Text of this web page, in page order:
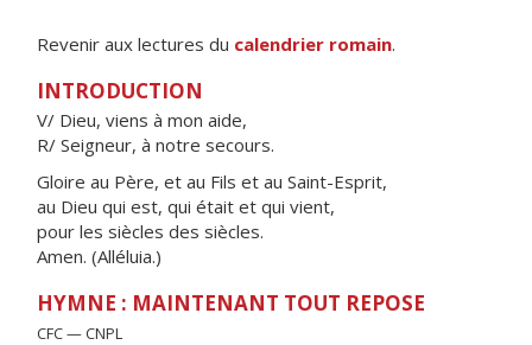
Revenir aux lectures du calendrier romain.
INTRODUCTION
V/ Dieu, viens à mon aide,
R/ Seigneur, à notre secours.
Gloire au Père, et au Fils et au Saint-Esprit,
au Dieu qui est, qui était et qui vient,
pour les siècles des siècles.
Amen. (Alléluia.)
HYMNE : MAINTENANT TOUT REPOSE
CFC — CNPL